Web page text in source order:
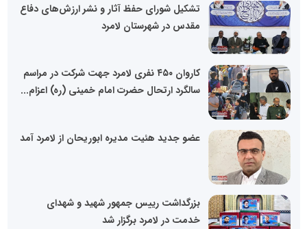
تشکیل شورای حفظ آثار و نشر ارزش‌های دفاع
مقدس در شهرستان لامرد
کاروان ۴۵۰ نفری لامرد جهت شرکت در مراسم
سالگرد ارتحال حضرت امام خمینی (ره) اعزام...
عضو جدید هئیت مدیره ابوریحان از لامرد آمد
بزرگداشت رییس جمهور شهید و شهدای
خدمت در لامرد برگزار شد